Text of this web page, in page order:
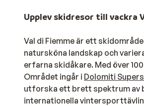
Upplev skidresor till vackra
Val di Fiemme är ett
natursköna landskap och
erfarna skidåkare. Med över
Området ingår i Dolomiti
utforska ett brett spektrum av
internationella